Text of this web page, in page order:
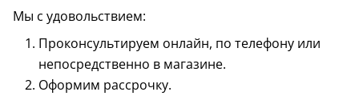
Мы с удовольствием:
Проконсультируем онлайн, по телефону или
непосредственно в магазине.
Оформим рассрочку.